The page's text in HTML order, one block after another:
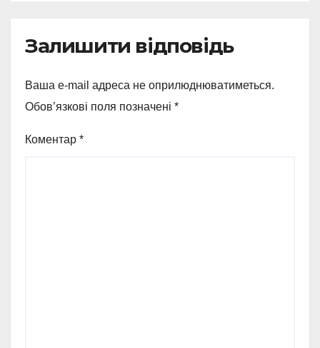
Залишити відповідь
Ваша e-mail адреса не оприлюднюватиметься.
Обов’язкові поля позначені *
Коментар *